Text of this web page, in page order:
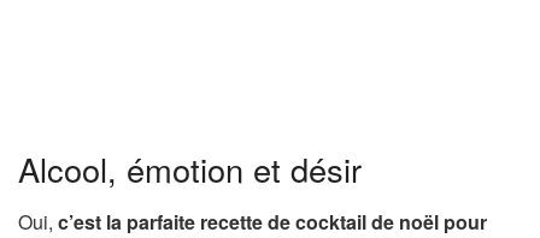
Alcool, émotion et désir
Oui, c’est la parfaite recette de cocktail de noël pour